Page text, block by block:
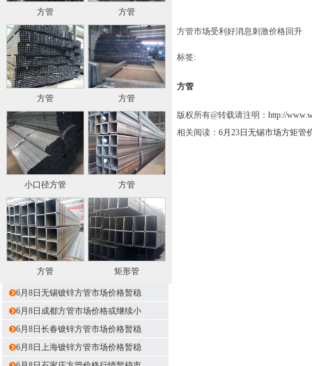
方管 方管
方管 方管
小口径方管 方管
方管 矩形管
6月8日无锡镀锌方管市场价格暂稳
6月8日成都方管市场价格或继续小
6月8日长春镀锌方管市场价格暂稳
6月8日上海镀锌方管市场价格暂稳
方管市场受利好消息刺激价格回升
标签:
方管
版权所有@转载请注明： http://
相关阅读： 6月23日无锡市场方矩管